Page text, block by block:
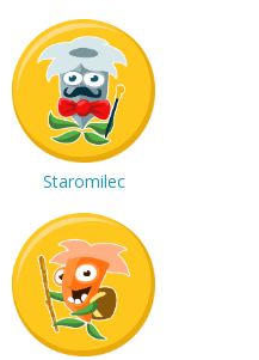
Staromilec